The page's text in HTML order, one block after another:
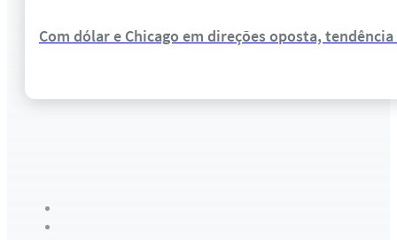
Com dólar e Chicago em direções oposta,